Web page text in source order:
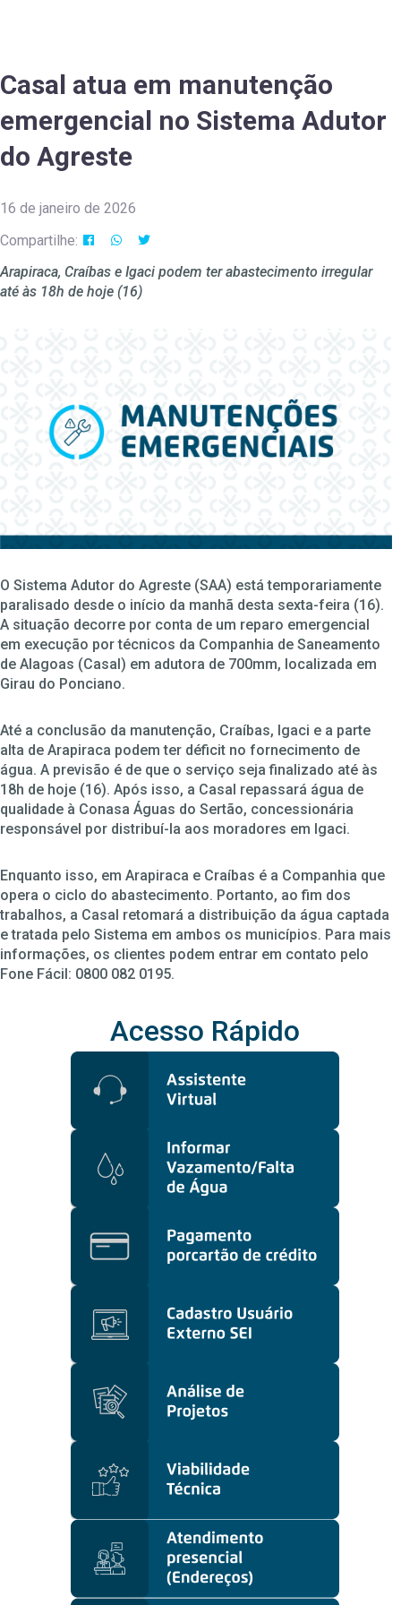
Casal atua em manutenção
emergencial no Sistema Adutor
do Agreste
16 de janeiro de 2026
Compartilhe:
Arapiraca, Craíbas e Igaci podem ter abastecimento irregular
até às 18h de hoje (16)
O Sistema Adutor do Agreste (SAA) está temporariamente
paralisado desde o início da manhã desta sexta-feira (16).
A situação decorre por conta de um reparo emergencial
em execução por técnicos da Companhia de Saneamento
de Alagoas (Casal) em adutora de 700mm, localizada em
Girau do Ponciano.
Até a conclusão da manutenção, Craíbas, Igaci e a parte
alta de Arapiraca podem ter déficit no fornecimento de
água. A previsão é de que o serviço seja finalizado até às
18h de hoje (16). Após isso, a Casal repassará água de
qualidade à Conasa Águas do Sertão, concessionária
responsável por distribuí-la aos moradores em Igaci.
Enquanto isso, em Arapiraca e Craíbas é a Companhia que
opera o ciclo do abastecimento. Portanto, ao fim dos
trabalhos, a Casal retomará a distribuição da água captada
e tratada pelo Sistema em ambos os municípios. Para mais
informações, os clientes podem entrar em contato pelo
Fone Fácil: 0800 082 0195.
Acesso Rápido